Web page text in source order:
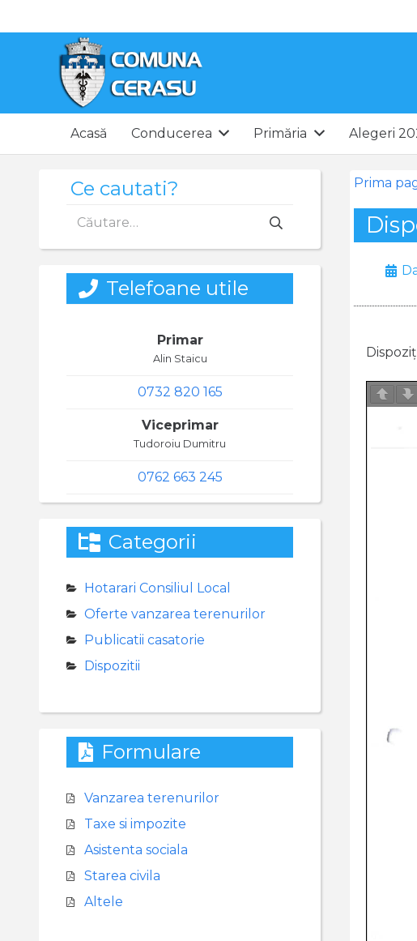
Acasă Conducerea Primăria Alegeri
Prima
Ce cautati?
după:
Telefoane utile
Primar
Alin Staicu
0732 820 165
Viceprimar
Tudoroiu Dumitru
0762 663 245
Categorii
Hotarari Consiliul Local
Oferte vanzarea terenurilor
Publicatii casatorie
Dispozitii
Formulare
Vanzarea terenurilor
Taxe si impozite
Asistenta sociala
Starea civila
Altele